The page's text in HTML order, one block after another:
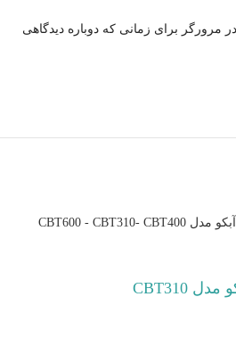
مرورگر برای زمانی که دوباره دیدگاهی